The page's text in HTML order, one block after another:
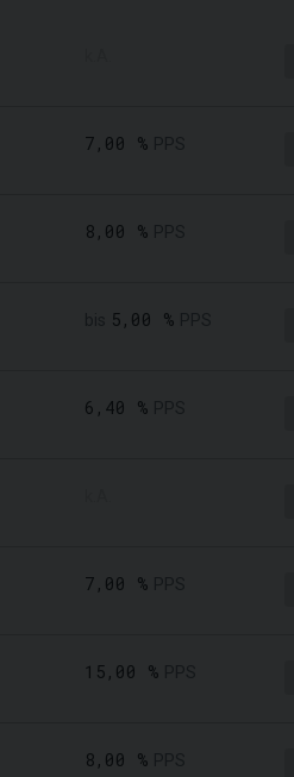
7,00 %
8,00 %
5,00 %
6,40 %
7,00 %
15,00 %
8,00 %